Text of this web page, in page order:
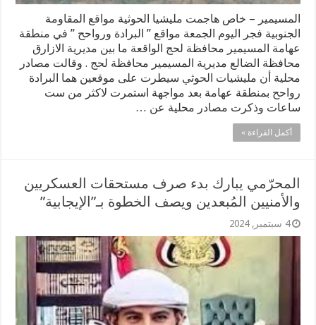
المسيمير – خاص هاجمت مليشيا الحوثية مواقع المقاومة
الجنوبية فجر اليوم الجمعة مواقع ” البرادة ورواحح ” في منطقة
عهامة المسيمير محافظة لحج الواقعة ما بين مديرية الازارق
محافظة الضالع مديرية المسيمير محافظة لحج . وقالت مصادر
محلية أن مليشيات الحوثي سيطرت على موقعين هما البرادة
رواحح بمنطقة عهامة بعد مواجهة استمرت لاكثر من ست
ساعات وذكرت مصادر محلية عن …
أكمل القراءة »
المحرّمي يبارك بدء صرف مستحقات العسكريين
والأمنيين المُبعدين ويصف الخطوة بـ”الإيجابية”
4 سبتمبر, 2024